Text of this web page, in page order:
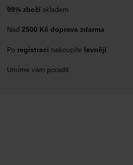
99% zbožískladem
Nad 2500 Kč doprava zdarma
Po registraci nakoupíte levněji
Umíme vám poradit